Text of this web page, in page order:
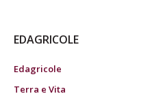
EDAGRICOLE
Edagricole
Terra e Vita